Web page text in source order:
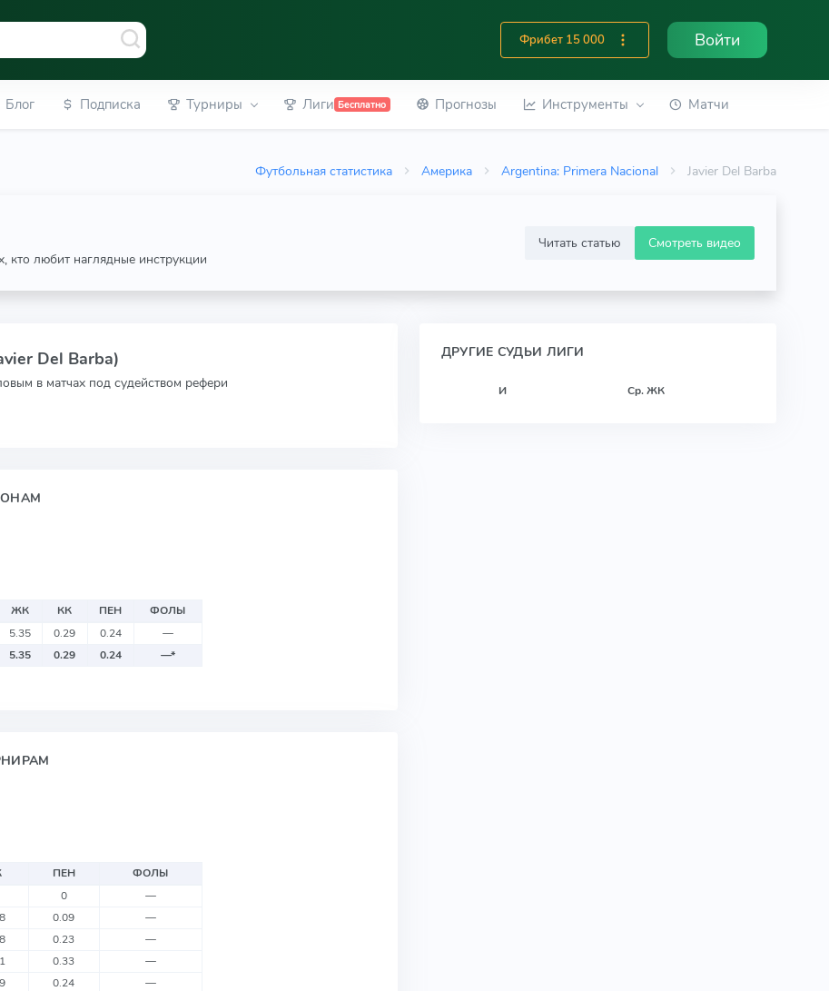
Фрибет 15 000 Войти
Блог Подписка Турниры Лиги Бесплатно Прогнозы Инструменты Матчи
Футбольная статистика Америка Argentina: Primera Nacional Javier Del Barba
кто любит наглядные инструкции
Читать статью Смотреть видео
Del Barba)
в матчах под судейством рефери
ЖК КК ПЕН
ФОЛЫ
5.35 0.29 0.24
—
5.35 0.29 0.24 —*
ПЕН
ФОЛЫ
0
—
0.09
—
0.23
—
0.33
—
0.24
—
ДРУГИЕ СУДЬИ ЛИГИ
И Ср. ЖК